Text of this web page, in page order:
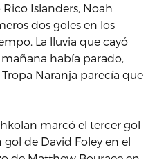
Islanders, Noah
dos goles en los
La lluvia que cayó
había parado,
Naranja parecía que
marcó el tercer gol
de David Foley en el